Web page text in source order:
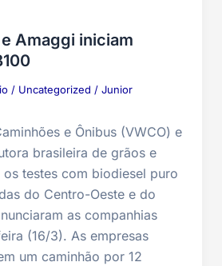
Amaggi iniciam
/ Uncategorized / Junior
e Ônibus (VWCO) e
brasileira de grãos e
testes com biodiesel puro
do Centro-Oeste e do
as companhias
(16/3). As empresas
um caminhão por 12